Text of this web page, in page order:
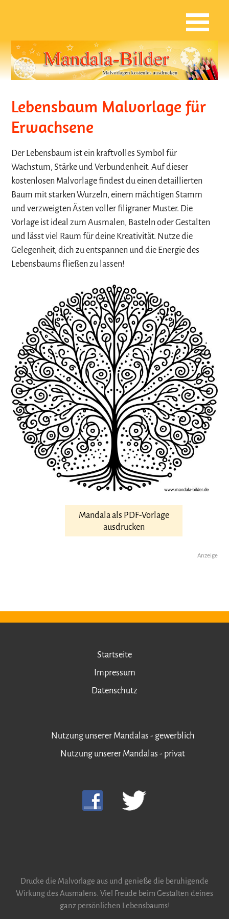
Lebensbaum Malvorlage für
Erwachsene
Der Lebensbaum ist ein kraftvolles Symbol für
Wachstum, Stärke und Verbundenheit. Auf dieser
kostenlosen Malvorlage findest du einen detaillierten
Baum mit starken Wurzeln, einem mächtigen Stamm
und verzweigten Ästen voller filigraner Muster. Die
Vorlage ist ideal zum Ausmalen, Basteln oder Gestalten
und lässt viel Raum für deine Kreativität. Nutze die
Gelegenheit, dich zu entspannen und die Energie des
Lebensbaums fließen zu lassen!
Mandala als PDF-Vorlage
ausdrucken
Anzeige
Startseite
Impressum
Datenschutz
Nutzung unserer Mandalas - gewerblich
Nutzung unserer Mandalas - privat
Drucke die Malvorlage aus und genieße die beruhigende
Wirkung des Ausmalens. Viel Freude beim Gestalten deines
ganz persönlichen Lebensbaums!